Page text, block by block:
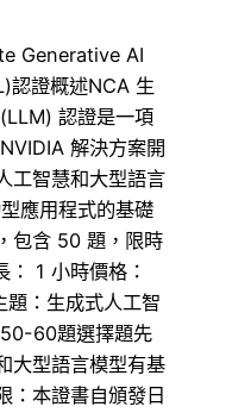
Generative AI
認證概述NCA 生
認證是一項
解決方案開
工智慧和大型語言
應用程式的基礎
包含 50 題，限時
1 小時價格：
題：生成式人工智
60題選擇題先
大型語言模型有基
：本證書自頒發日